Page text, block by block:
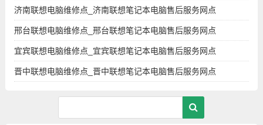
济南联想电脑维修点_济南联想笔记本电脑售后服务网点
邢台联想电脑维修点_邢台联想笔记本电脑售后服务网点
宜宾联想电脑维修点_宜宾联想笔记本电脑售后服务网点
晋中联想电脑维修点_晋中联想笔记本电脑售后服务网点